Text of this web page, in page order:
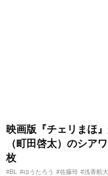
映画版『チェリまほ
（町田啓太）のシア
枚
#BL #ゆうたろう #佐藤玲 #浅香航大